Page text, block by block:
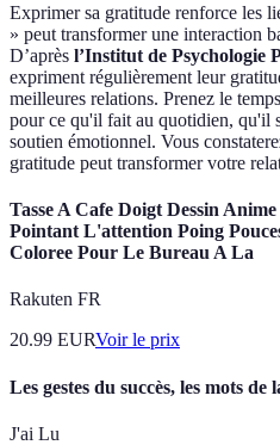
Exprimer sa gratitude renforce les
» peut transformer une interaction
D’après l’Institut de Psychologie
expriment régulièrement leur
meilleures relations. Prenez le
pour ce qu'il fait au quotidien, qu'il
soutien émotionnel. Vous
gratitude peut transformer votre
Tasse A Cafe Doigt Dessin
Pointant L'attention Poing
Coloree Pour Le Bureau A La
Rakuten FR
20.99 EURVoir le prix
Les gestes du succès, les mots
J'ai Lu